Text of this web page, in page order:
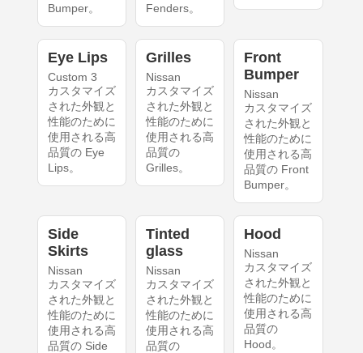
Bumper。
Fenders。
Eye Lips
Custom 3
カスタマイズ
された外観と
性能のために
使用される高
品質の Eye
Lips。
Grilles
Nissan
カスタマイズ
された外観と
性能のために
使用される高
品質の
Grilles。
Front
Bumper
Nissan
カスタマイズ
された外観と
性能のために
使用される高
品質の Front
Bumper。
Side
Skirts
Nissan
カスタマイズ
された外観と
性能のために
使用される高
品質の Side
Tinted
glass
Nissan
カスタマイズ
された外観と
性能のために
使用される高
品質の
Hood
Nissan
カスタマイズ
された外観と
性能のために
使用される高
品質の
Hood。